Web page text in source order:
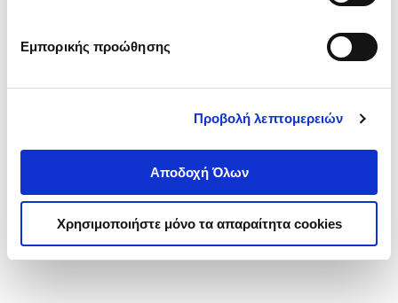
Εμπορικής προώθησης
Προβολή λεπτομερειών
Αποδοχή Όλων
Χρησιμοποιήστε μόνο τα απαραίτητα cookies